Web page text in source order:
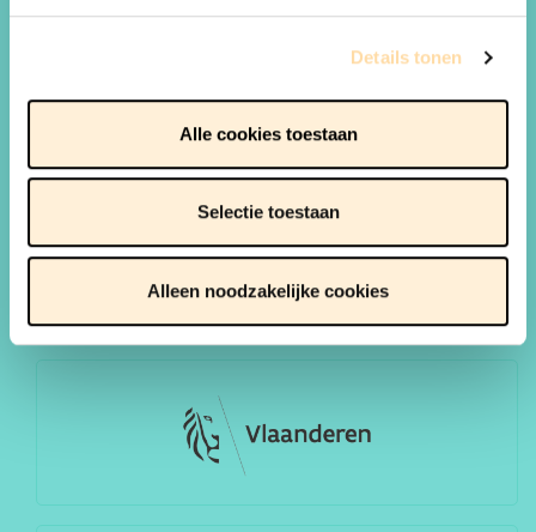
Details tonen
Alle cookies toestaan
Selectie toestaan
Alleen noodzakelijke cookies
DOE DE FAMILIEREFLEX
CONTACT